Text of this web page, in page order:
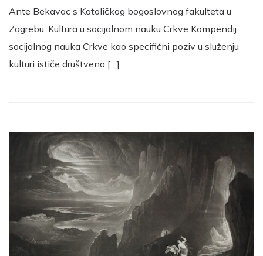
Ante Bekavac s Katoličkog bogoslovnog fakulteta u
Zagrebu. Kultura u socijalnom nauku Crkve Kompendij
socijalnog nauka Crkve kao specifični poziv u služenju
kulturi ističe društveno […]